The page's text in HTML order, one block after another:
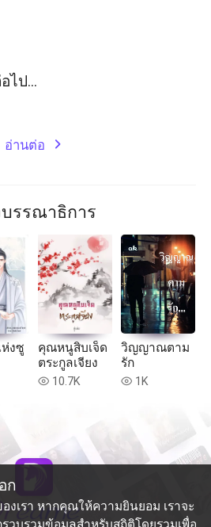
ก
งเรา หากคุณให้ความยินยอม เราจะ
ไป...
อ่านต่อ expand_more
รรณาธิการ
งซู
คุณหนูสิบเจ็ด
ตระกูลเจียง
read 10.7K
วิญญาณตาม
รัก
read 1K